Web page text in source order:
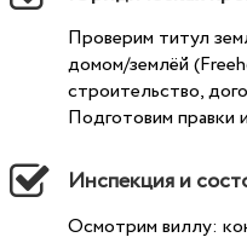
Проверим титул
домом/землёй
строительство,
Подготовим правки
Инспекция и
Осмотрим виллу: